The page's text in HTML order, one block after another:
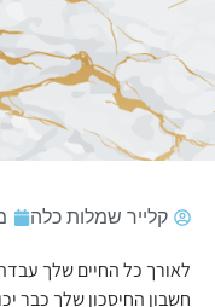
קלייר שמלות כלה
לאורך כל החיים שלך
חשבון החיסכון שלך כבר